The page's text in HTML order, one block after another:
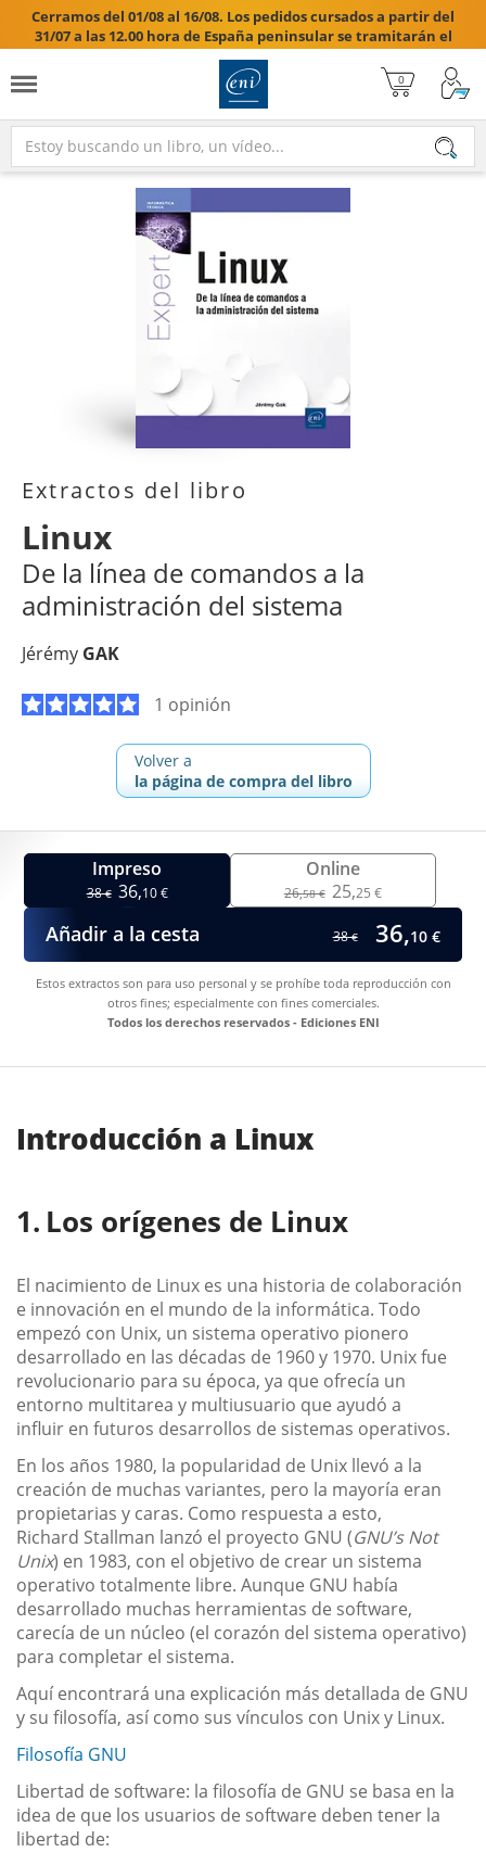
Cerramos del 01/08 al 16/08. Los pedidos cursados a partir del
31/07 a las 12.00 hora de España peninsular se tramitarán el
17/08/2026.

Extractos del libro
Linux
De la línea de comandos a la
administración del sistema
Jérémy GAK
1 opinión
Volver a
la página de compra del libro
Impreso
38€ 36,10 €
Online
26,58 € 25,25 €
Añadir a la cesta 38€ 36,10 €
Estos extractos son para uso personal y se prohíbe toda reproducción con
otros fines; especialmente con fines comerciales.
Todos los derechos reservados - Ediciones ENI
Introducción a Linux
Los orígenes de Linux
El nacimiento de Linux es una historia de colaboración
e innovación en el mundo de la informática. Todo
empezó con Unix, un sistema operativo pionero
desarrollado en las décadas de 1960 y 1970. Unix fue
revolucionario para su época, ya que ofrecía un
entorno multitarea y multiusuario que ayudó a
influir en futuros desarrollos de sistemas operativos.
En los años 1980, la popularidad de Unix llevó a la
creación de muchas variantes, pero la mayoría eran
propietarias y caras. Como respuesta a esto,
Richard Stallman lanzó el proyecto GNU (GNU’s Not
Unix) en 1983, con el objetivo de crear un sistema
operativo totalmente libre. Aunque GNU había
desarrollado muchas herramientas de software,
carecía de un núcleo (el corazón del sistema operativo)
para completar el sistema.
Aquí encontrará una explicación más detallada de GNU
y su filosofía, así como sus vínculos con Unix y Linux.
Filosofía GNU
Libertad de software: la filosofía de GNU se basa en la
idea de que los usuarios de software deben tener la
libertad de: